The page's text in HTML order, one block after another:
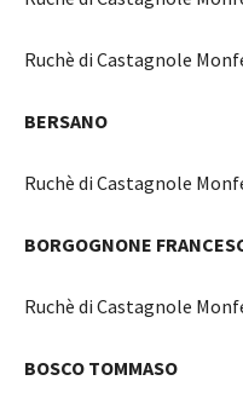
Ruchè di Castagnole
BERSANO
Ruchè di Castagnole
BORGOGNONE
Ruchè di Castagnole
BOSCO TOMMASO